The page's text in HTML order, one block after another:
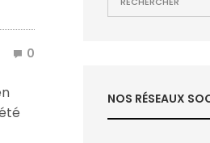
0
NOS RÉSEAUX